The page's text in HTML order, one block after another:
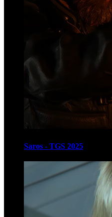
Saros - TGS 2025